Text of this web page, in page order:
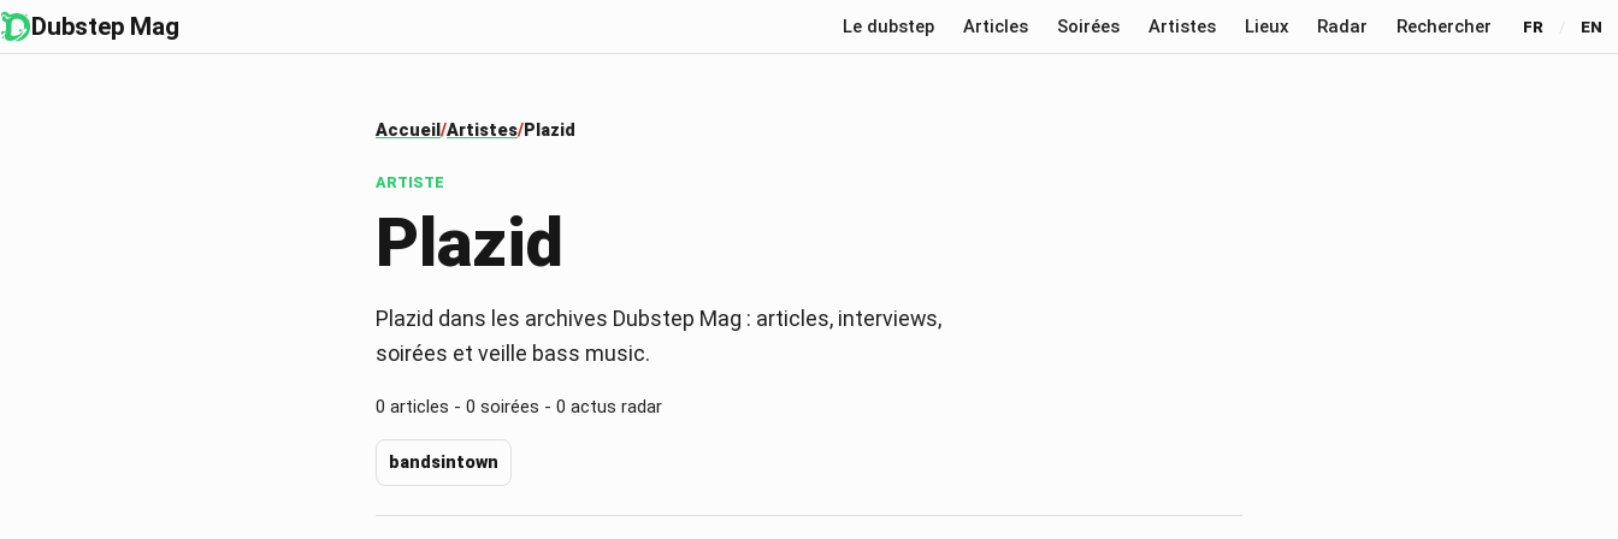
Dubstep Mag Le dubstep Articles Soirées Artistes Lieux Radar Rechercher FR / EN
Accueil Artistes Plazid
ARTISTE
Plazid
Plazid dans les archives Dubstep Mag : articles, interviews,
soirées et veille bass music.
0 articles - 0 soirées - 0 actus radar
bandsintown